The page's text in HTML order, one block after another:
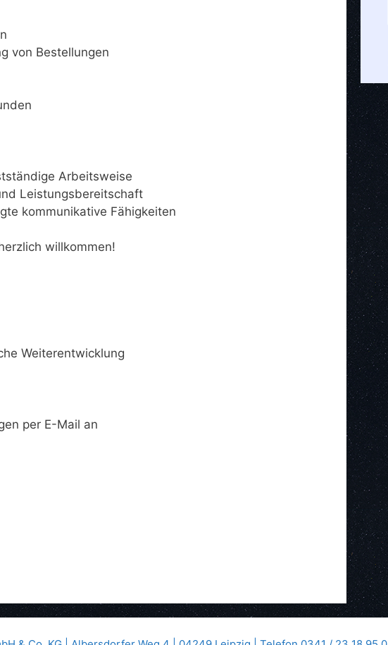
von Bestellungen
Arbeitsweise
Leistungsbereitschaft
kommunikative Fähigkeiten
willkommen!
Weiterentwicklung
per E-Mail an